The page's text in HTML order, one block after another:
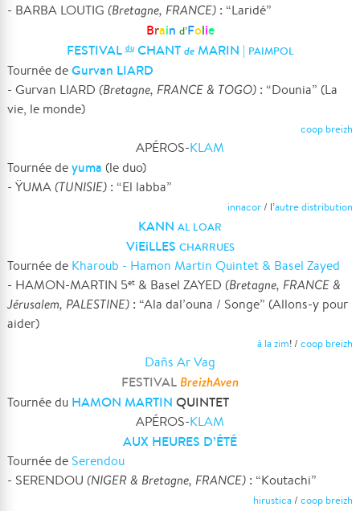
- BARBA LOUTIG (Bretagne, FRANCE) : “Laridé”
Brain d’Folie
FESTIVALduCHANT deMARIN | PAIMPOL
Tournée deGurvan LIARD
- Gurvan LIARD (Bretagne, FRANCE & TOGO) : “Dounia” (La
vie, le monde)
coop breizh
APÉROS-KLAM
Tournée deyuma (le duo)
- ŸUMA (TUNISIE) : “El labba”
innacor/ l’autre distribution
KANN AL LOAR
ViEiLLES CHARRUES
Tournée de Kharoub - Hamon Martin Quintet & Basel Zayed
- HAMON-MARTIN 5et & Basel ZAYED (Bretagne, FRANCE &
Jérusalem, PALESTINE) : “Ala dal’ouna / Songe” (Allons-y pour
aider)
à la zim! / coop breizh
Dañs Ar Vag
FESTIVAL BreizhAven
Tournée du HAMON MARTIN QUINTET
APÉROS-KLAM
AUX HEURES D’ÉTÉ
Tournée de Serendou
- SERENDOU (NIGER & Bretagne, FRANCE) : “Koutachi”
hirustica/ coop breizh